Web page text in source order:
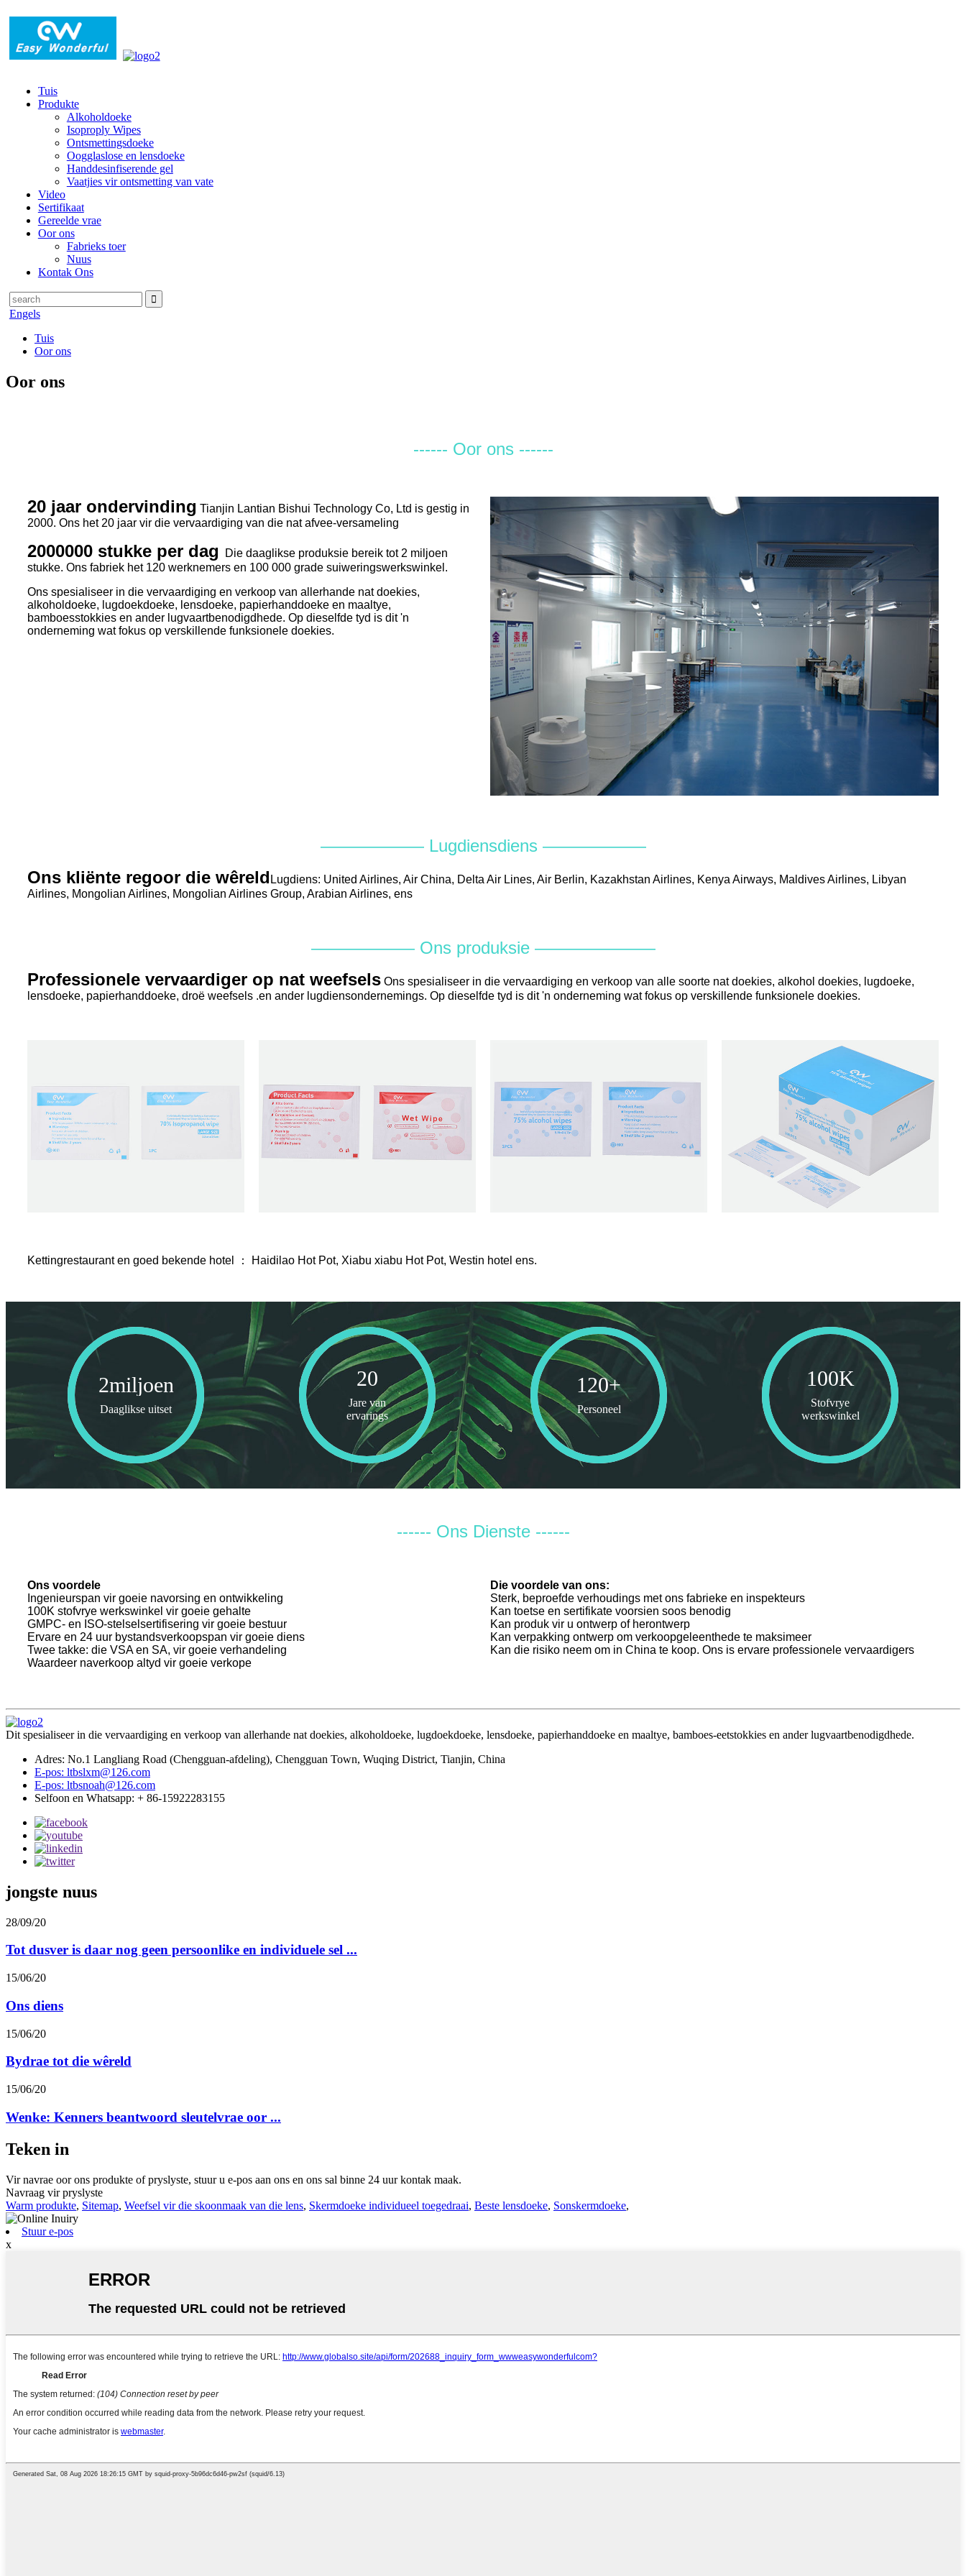
Tuis
Produkte
Alkoholdoeke
Isoproply Wipes
Ontsmettingsdoeke
Oogglaslose en lensdoeke
Handdesinfiserende gel
Vaatjies vir ontsmetting van vate
Video
Sertifikaat
Gereelde vrae
Oor ons
Fabrieks toer
Nuus
Kontak Ons
Engels
Tuis
Oor ons
Oor ons
------ Oor ons ------
20 jaar ondervinding Tianjin Lantian Bishui Technology Co, Ltd is gestig in
2000. Ons het 20 jaar vir die vervaardiging van die nat afvee-versameling
2000000 stukke per dag
Die daaglikse produksie bereik tot 2 miljoen
stukke. Ons fabriek het 120 werknemers en 100 000 grade suiweringswerkswinkel.
Ons spesialiseer in die vervaardiging en verkoop van allerhande nat doekies,
alkoholdoeke, lugdoekdoeke, lensdoeke, papierhanddoeke en maaltye,
bamboesstokkies en ander lugvaartbenodigdhede. Op dieselfde tyd is dit 'n
onderneming wat fokus op verskillende funksionele doekies.
—————— Lugdiensdiens ——————
Ons kliënte regoor die wêreld Lugdiens: United Airlines, Air China, Delta Air Lines, Air Berlin, Kazakhstan Airlines, Kenya Airways, Maldives Airlines, Libyan
Airlines, Mongolian Airlines, Mongolian Airlines Group, Arabian Airlines, ens
—————— Ons produksie ———————
Professionele vervaardiger op nat weefsels Ons spesialiseer in die vervaardiging en verkoop van alle soorte nat doekies, alkohol doekies, lugdoeke,
lensdoeke, papierhanddoeke, droë weefsels .en ander lugdiensondernemings. Op dieselfde tyd is dit 'n onderneming wat fokus op verskillende funksionele doekies.
Kettingrestaurant en goed bekende hotel ： Haidilao Hot Pot, Xiabu xiabu Hot Pot, Westin hotel ens.
2miljoen
Daaglikse uitset
20
Jare van
ervarings
120+
Personeel
100K
Stofvrye
werkswinkel
------ Ons Dienste ------
Ons voordele
Ingenieurspan vir goeie navorsing en ontwikkeling
100K stofvrye werkswinkel vir goeie gehalte
GMPC- en ISO-stelselsertifisering vir goeie bestuur
Ervare en 24 uur bystandsverkoopspan vir goeie diens
Twee takke: die VSA en SA, vir goeie verhandeling
Waardeer naverkoop altyd vir goeie verkope
Die voordele van ons:
Sterk, beproefde verhoudings met ons fabrieke en inspekteurs
Kan toetse en sertifikate voorsien soos benodig
Kan produk vir u ontwerp of herontwerp
Kan verpakking ontwerp om verkoopgeleenthede te maksimeer
Kan die risiko neem om in China te koop. Ons is ervare professionele vervaardigers
Dit spesialiseer in die vervaardiging en verkoop van allerhande nat doekies, alkoholdoeke, lugdoekdoeke, lensdoeke, papierhanddoeke en maaltye, bamboes-eetstokkies en ander lugvaartbenodigdhede.
Adres: No.1 Langliang Road (Chengguan-afdeling), Chengguan Town, Wuqing District, Tianjin, China
E-pos: ltbslxm@126.com
E-pos: ltbsnoah@126.com
Selfoon en Whatsapp: + 86-15922283155
jongste nuus
28/09/20
Tot dusver is daar nog geen persoonlike en individuele sel ...
15/06/20
Ons diens
15/06/20
Bydrae tot die wêreld
15/06/20
Wenke: Kenners beantwoord sleutelvrae oor ...
Teken in
Vir navrae oor ons produkte of pryslyste, stuur u e-pos aan ons en ons sal binne 24 uur kontak maak.
Navraag vir pryslyste
Warm produkte, Sitemap, Weefsel vir die skoonmaak van die lens, Skermdoeke individueel toegedraai, Beste lensdoeke, Sonskermdoeke,
Stuur e-pos
x